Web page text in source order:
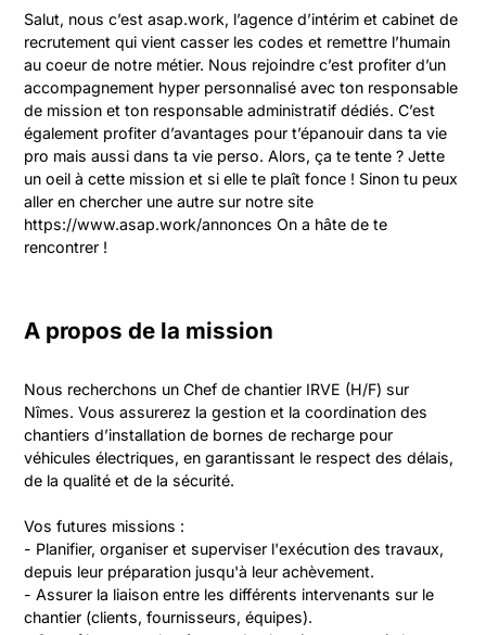
Salut, nous c’est asap.work, l’agence d’intérim et cabinet de
recrutement qui vient casser les codes et remettre l’humain
au coeur de notre métier. Nous rejoindre c’est profiter d’un
accompagnement hyper personnalisé avec ton responsable
de mission et ton responsable administratif dédiés. C’est
également profiter d’avantages pour t’épanouir dans ta vie
pro mais aussi dans ta vie perso. Alors, ça te tente ? Jette
un oeil à cette mission et si elle te plaît fonce ! Sinon tu peux
aller en chercher une autre sur notre site
https://www.asap.work/annonces On a hâte de te
rencontrer !
A propos de la mission
Nous recherchons un Chef de chantier IRVE (H/F) sur
Nîmes. Vous assurerez la gestion et la coordination des
chantiers d’installation de bornes de recharge pour
véhicules électriques, en garantissant le respect des délais,
de la qualité et de la sécurité.
Vos futures missions :
- Planifier, organiser et superviser l'exécution des travaux,
depuis leur préparation jusqu'à leur achèvement.
- Assurer la liaison entre les différents intervenants sur le
chantier (clients, fournisseurs, équipes).